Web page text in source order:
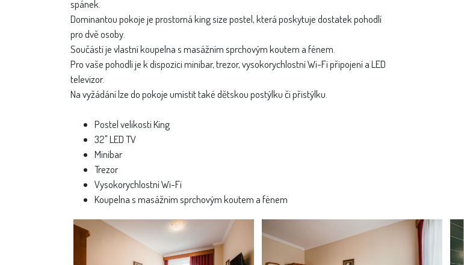
spánek.
Dominantou pokoje je prostorná king size postel, která poskytuje dostatek pohodlí
pro dvě osoby.
Součástí je vlastní koupelna s masážním sprchovým koutem a fénem.
Pro vaše pohodlí je k dispozici minibar, trezor, vysokorychlostní Wi-Fi připojení a LED
televizor.
Na vyžádání lze do pokoje umístit také dětskou postýlku či přistýlku.
Postel velikosti King
32" LED TV
Minibar
Trezor
Vysokorychlostní Wi-Fi
Koupelna s masážním sprchovým koutem a fénem